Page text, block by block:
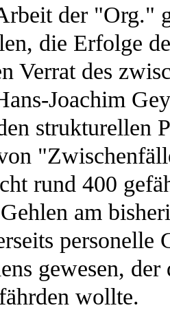
der "Org."
die Erfolge
Verrat des
Joachim
strukturellen
rund 400
am
personelle
gewesen,
wollte.